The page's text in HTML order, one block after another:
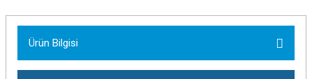
Ürün Bilgisi